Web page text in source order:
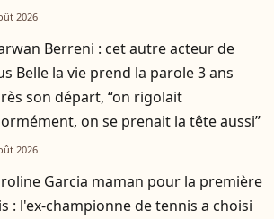
2026
Berreni : cet autre acteur de
Belle la vie prend la parole 3 ans
son départ, “on rigolait
on se prenait la tête aussi”
2026
Garcia maman pour la première
: l'ex-championne de tennis a choisi